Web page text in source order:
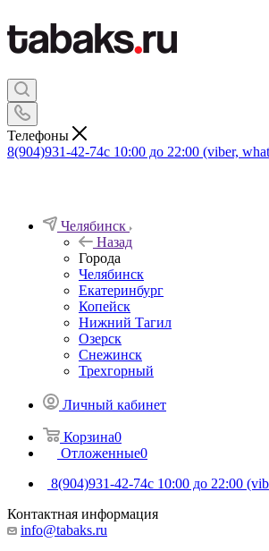
Телефоны
8(904)931-42-74с 10:00 до 22:00 (viber,
Челябинск
Назад
Города
Челябинск
Екатеринбург
Копейск
Нижний Тагил
Озерск
Снежинск
Трехгорный
Личный кабинет
Корзина0
Отложенные0
8(904)931-42-74с 10:00 до 22:00
Контактная информация
info@tabaks.ru